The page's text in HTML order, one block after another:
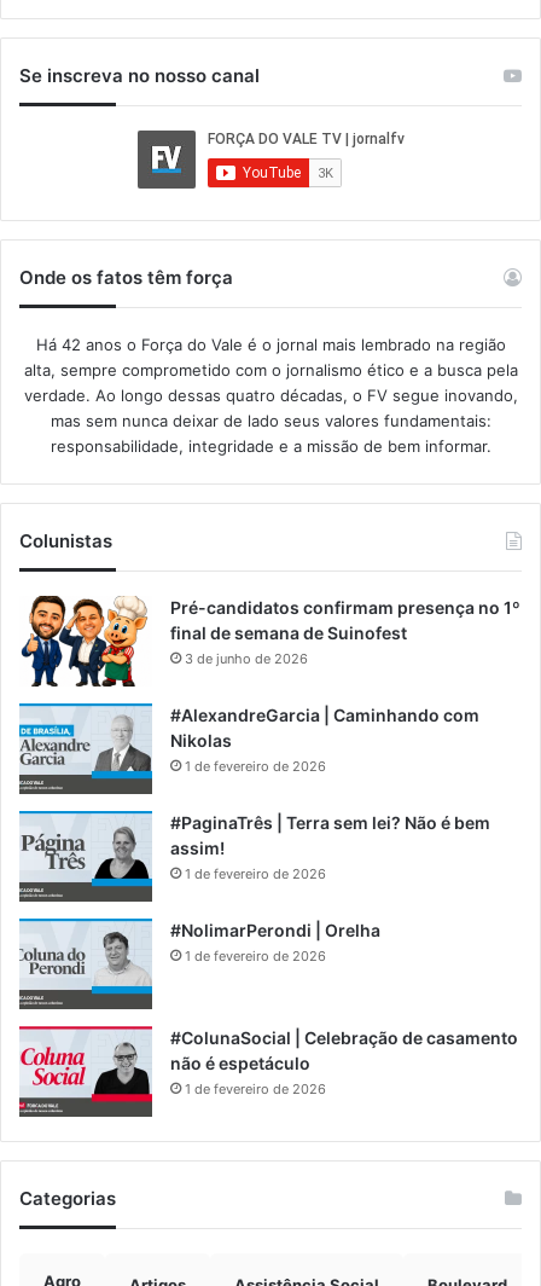
Se inscreva no nosso canal
Onde os fatos têm força
Há 42 anos o Força do Vale é o jornal mais lembrado na região
alta, sempre comprometido com o jornalismo ético e a busca pela
verdade. Ao longo dessas quatro décadas, o FV segue inovando,
mas sem nunca deixar de lado seus valores fundamentais:
responsabilidade, integridade e a missão de bem informar.​
Colunistas
Pré-candidatos confirmam presença no 1º
final de semana de Suinofest
3 de junho de 2026
#AlexandreGarcia | Caminhando com
Nikolas
1 de fevereiro de 2026
#PaginaTrês | Terra sem lei? Não é bem
assim!
1 de fevereiro de 2026
#NolimarPerondi | Orelha
1 de fevereiro de 2026
#ColunaSocial | Celebração de casamento
não é espetáculo
1 de fevereiro de 2026
Categorias
Agro